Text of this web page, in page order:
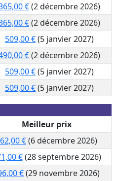
€(2 décembre 2026)
€(2 décembre 2026)
509,00 €(5 janvier 2027)
€(2 décembre 2026)
509,00 €(5 janvier 2027)
509,00 €(5 janvier 2027)
Meilleur prix
€(6 décembre 2026)
€(28 septembre 2026)
€(29 novembre 2026)